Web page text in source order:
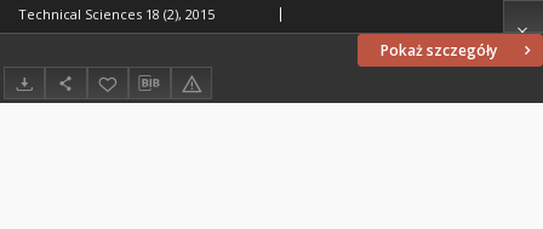
Pokaż szczegóły
Technical Sciences 18 (2), 2015